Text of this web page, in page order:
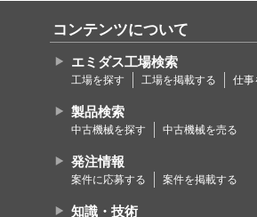
コンテンツについて
エミダス工場検索
工場を探す 工場を掲載する 仕事
製品検索
中古機械を探す 中古機械を売る
発注情報
案件に応募する 案件を掲載する
知識・技術